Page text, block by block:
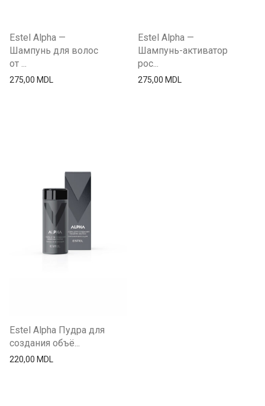
Estel Alpha —
Шампунь для волос
от ...
275,00 MDL
Estel Alpha —
Шампунь-активатор
рос...
275,00 MDL
Estel Alpha Пудра для
создания объё...
220,00 MDL